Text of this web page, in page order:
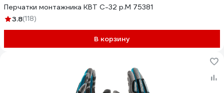
Перчатки монтажника КВТ С-32 р.M 75381
3.8(118)
В корзину